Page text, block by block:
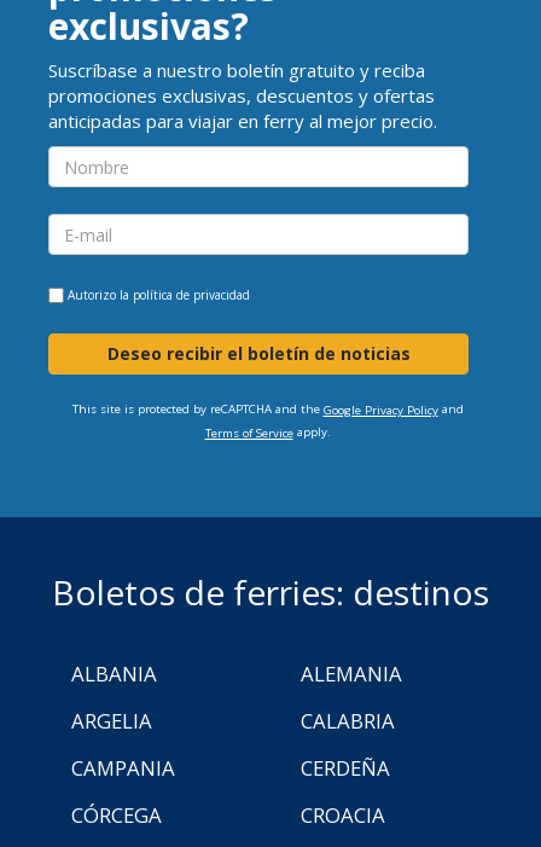
exclusivas?
Suscríbase a nuestro boletín gratuito y reciba
promociones exclusivas, descuentos y ofertas
anticipadas para viajar en ferry al mejor precio.
Autorizo la política de privacidad
Deseo recibir el boletín de noticias
This site is protected by reCAPTCHA and the Google Privacy Policyand
Terms of Serviceapply.
Boletos de ferries: destinos
ALBANIA
ALEMANIA
ARGELIA
CALABRIA
CAMPANIA
CERDEÑA
CÓRCEGA
CROACIA